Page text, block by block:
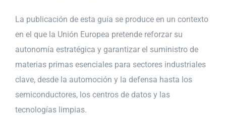
La publicación de esta guía se produce en un contexto
en el que la Unión Europea pretende reforzar su
autonomía estratégica y garantizar el suministro de
materias primas esenciales para sectores industriales
clave, desde la automoción y la defensa hasta los
semiconductores, los centros de datos y las
tecnologías limpias.